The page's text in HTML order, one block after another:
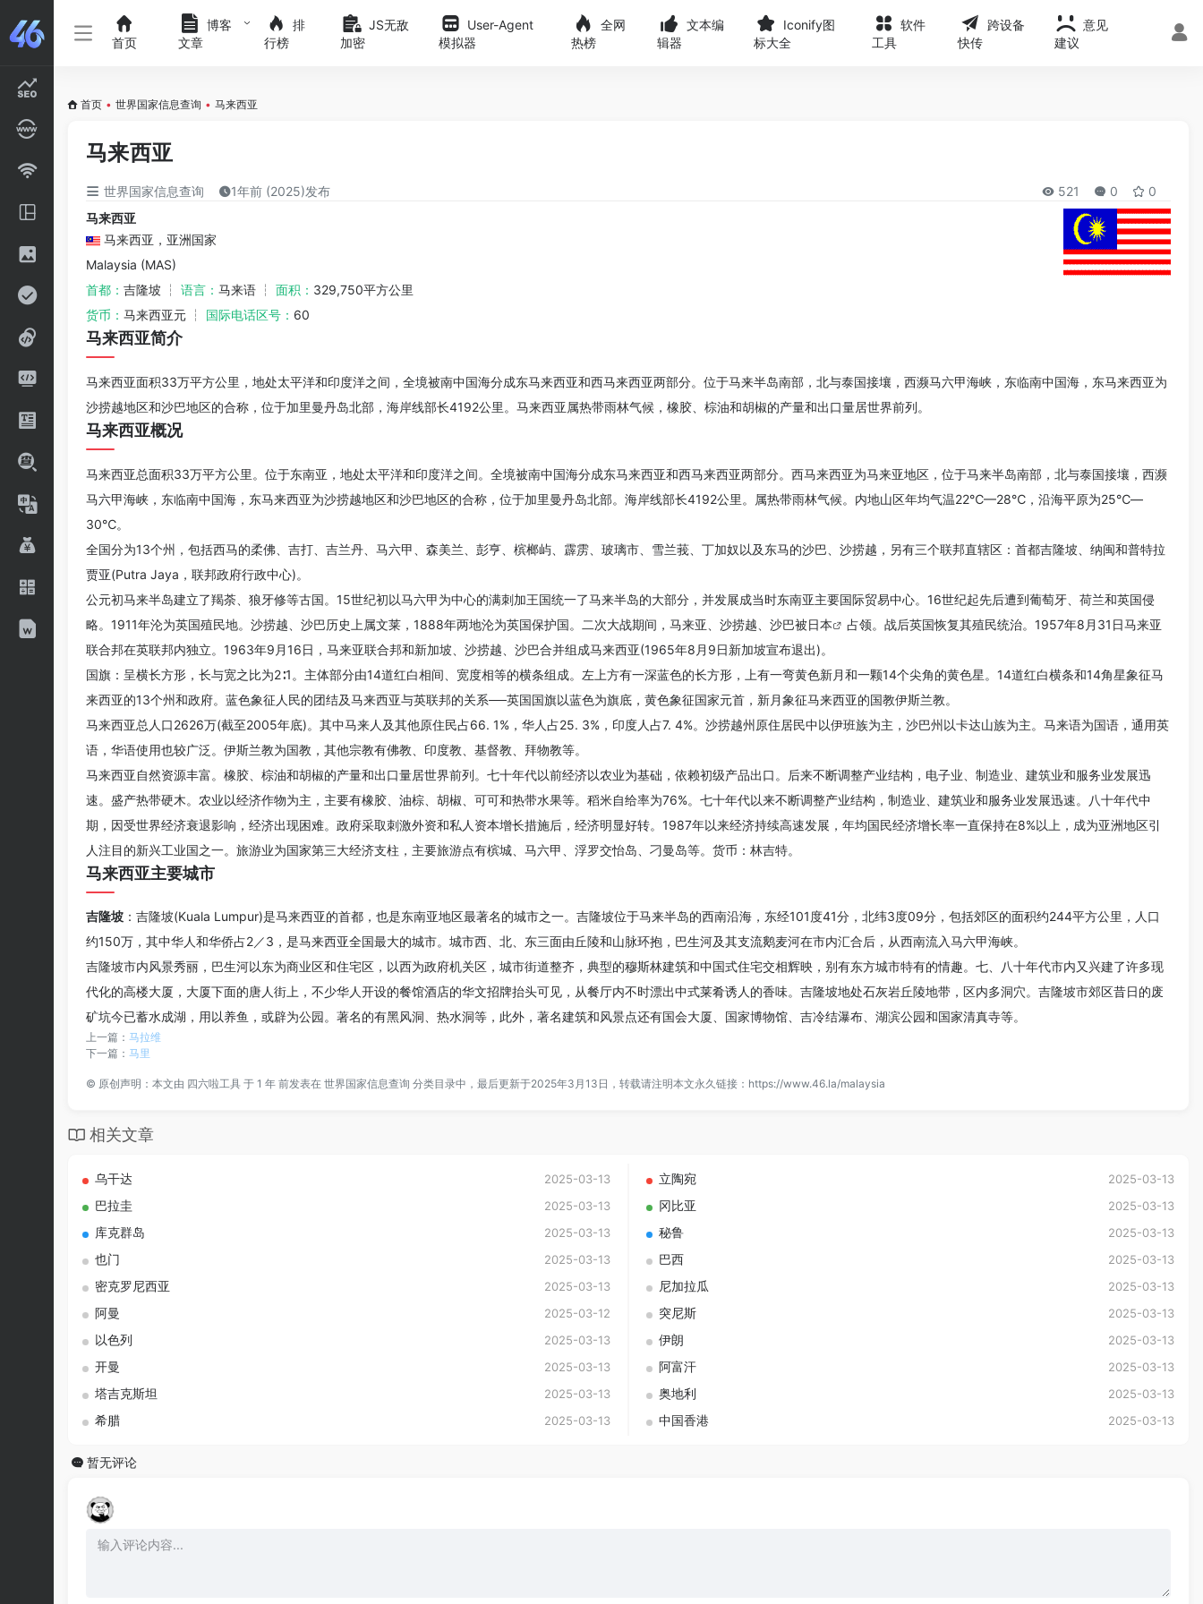
首页
博客
文章
排
行榜
JS无敌
加密
User-Agent
模拟器
全网
热榜
文本编
辑器
Iconify图
标大全
软件
工具
跨设备
快传
意见
建议
首页 • 世界国家信息查询 • 马来西亚
马来西亚
世界国家信息查询 1年前 (2025)发布 521 0
0
马来西亚
马来西亚，亚洲国家
Malaysia (MAS)
首都： 吉隆坡 ┆ 语言： 马来语 ┆ 面积： 329,750平方公里
货币： 马来西亚元 ┆ 国际电话区号： 60
马来西亚简介
马来西亚面积33万平方公里，地处太平洋和印度洋之间，全境被南中国海分成东马来西亚和西马来西亚两部分。位于马来半岛南部，北与泰国接壤，西濒马六甲海峡，东临南中国海，东马来西亚为
沙捞越地区和沙巴地区的合称，位于加里曼丹岛北部，海岸线部长4192公里。马来西亚属热带雨林气候，橡胶、棕油和胡椒的产量和出口量居世界前列。
马来西亚概况
马来西亚总面积33万平方公里。位于东南亚，地处太平洋和印度洋之间。全境被南中国海分成东马来西亚和西马来西亚两部分。西马来西亚为马来亚地区，位于马来半岛南部，北与泰国接壤，西濒
马六甲海峡，东临南中国海，东马来西亚为沙捞越地区和沙巴地区的合称，位于加里曼丹岛北部。海岸线部长4192公里。属热带雨林气候。内地山区年均气温22℃—28℃，沿海平原为25℃—
30℃。
全国分为13个州，包括西马的柔佛、吉打、吉兰丹、马六甲、森美兰、彭亨、槟榔屿、霹雳、玻璃市、雪兰莪、丁加奴以及东马的沙巴、沙捞越，另有三个联邦直辖区：首都吉隆坡、纳闽和普特拉
贾亚(Putra Jaya，联邦政府行政中心)。
公元初马来半岛建立了羯荼、狼牙修等古国。15世纪初以马六甲为中心的满刺加王国统一了马来半岛的大部分，并发展成当时东南亚主要国际贸易中心。16世纪起先后遭到葡萄牙、荷兰和英国侵
略。1911年沦为英国殖民地。沙捞越、沙巴历史上属文莱，1888年两地沦为英国保护国。二次大战期间，马来亚、沙捞越、沙巴被日本
占领。战后英国恢复其殖民统治。1957年8月31日马来亚
联合邦在英联邦内独立。1963年9月16日，马来亚联合邦和新加坡、沙捞越、沙巴合并组成马来西亚(1965年8月9日新加坡宣布退出)。
国旗：呈横长方形，长与宽之比为2∶1。主体部分由14道红白相间、宽度相等的横条组成。左上方有一深蓝色的长方形，上有一弯黄色新月和一颗14个尖角的黄色星。14道红白横条和14角星象征马
来西亚的13个州和政府。蓝色象征人民的团结及马来西亚与英联邦的关系──英国国旗以蓝色为旗底，黄色象征国家元首，新月象征马来西亚的国教伊斯兰教。
马来西亚总人口2626万(截至2005年底)。其中马来人及其他原住民占66. 1%，华人占25. 3%，印度人占7. 4%。沙捞越州原住居民中以伊班族为主，沙巴州以卡达山族为主。马来语为国语，通用英
语，华语使用也较广泛。伊斯兰教为国教，其他宗教有佛教、印度教、基督教、拜物教等。
马来西亚自然资源丰富。橡胶、棕油和胡椒的产量和出口量居世界前列。七十年代以前经济以农业为基础，依赖初级产品出口。后来不断调整产业结构，电子业、制造业、建筑业和服务业发展迅
速。盛产热带硬木。农业以经济作物为主，主要有橡胶、油棕、胡椒、可可和热带水果等。稻米自给率为76%。七十年代以来不断调整产业结构，制造业、建筑业和服务业发展迅速。八十年代中
期，因受世界经济衰退影响，经济出现困难。政府采取刺激外资和私人资本增长措施后，经济明显好转。1987年以来经济持续高速发展，年均国民经济增长率一直保持在8%以上，成为亚洲地区引
人注目的新兴工业国之一。旅游业为国家第三大经济支柱，主要旅游点有槟城、马六甲、浮罗交怡岛、刁曼岛等。货币：林吉特。
马来西亚主要城市
吉隆坡 ：吉隆坡(Kuala Lumpur)是马来西亚的首都，也是东南亚地区最著名的城市之一。吉隆坡位于马来半岛的西南沿海，东经101度41分，北纬3度09分，包括郊区的面积约244平方公里，人口
约150万，其中华人和华侨占2／3，是马来西亚全国最大的城市。城市西、北、东三面由丘陵和山脉环抱，巴生河及其支流鹅麦河在市内汇合后，从西南流入马六甲海峡。
吉隆坡市内风景秀丽，巴生河以东为商业区和住宅区，以西为政府机关区，城市街道整齐，典型的穆斯林建筑和中国式住宅交相辉映，别有东方城市特有的情趣。七、八十年代市内又兴建了许多现
代化的高楼大厦，大厦下面的唐人街上，不少华人开设的餐馆酒店的华文招牌抬头可见，从餐厅内不时漂出中式莱肴诱人的香味。吉隆坡地处石灰岩丘陵地带，区内多洞穴。吉隆坡市郊区昔日的废
矿坑今已蓄水成湖，用以养鱼，或辟为公园。著名的有黑风洞、热水洞等，此外，著名建筑和风景点还有国会大厦、国家博物馆、吉冷结瀑布、湖滨公园和国家清真寺等。
上一篇： 马拉维
下一篇： 马里
© 原创声明：本文由 四六啦工具 于 1 年 前发表在 世界国家信息查询 分类目录中，最后更新于2025年3月13日，转载请注明本文永久链接： https://www.46.la/malaysia
相关文章
乌干达 2025-03-13 立陶宛 2025-03-13
巴拉圭 2025-03-13 冈比亚 2025-03-13
库克群岛 2025-03-13 秘鲁 2025-03-13
也门 2025-03-13 巴西 2025-03-13
密克罗尼西亚 2025-03-13 尼加拉瓜 2025-03-13
阿曼 2025-03-12 突尼斯 2025-03-13
以色列 2025-03-13 伊朗 2025-03-13
开曼 2025-03-13 阿富汗 2025-03-13
塔吉克斯坦 2025-03-13 奥地利 2025-03-13
希腊 2025-03-13 中国香港 2025-03-13
暂无评论